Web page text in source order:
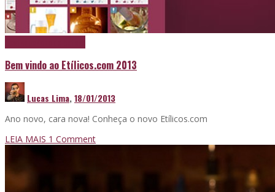
Bem vindo ao Etílicos.com 2013
Lucas Lima,18/01/2013
Ano novo, cara nova! Conheça o novo Etílicos.com
LEIA MAIS 1 Comment